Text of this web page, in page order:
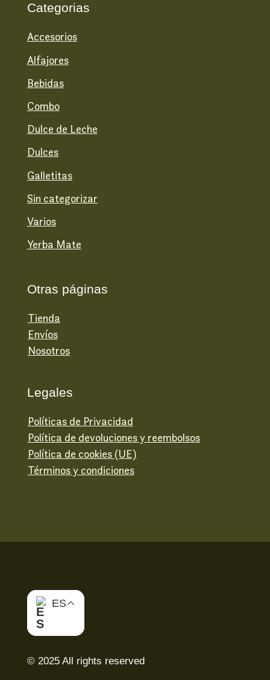
Categorias
Accesorios
Alfajores
Bebidas
Combo
Dulce de Leche
Dulces
Galletitas
Sin categorizar
Varios
Yerba Mate
Otras páginas
Tienda
Envíos
Nosotros
Legales
Políticas de Privacidad
Política de devoluciones y reembolsos
Política de cookies (UE)
Términos y condiciones
ES
© 2025 All rights reserved